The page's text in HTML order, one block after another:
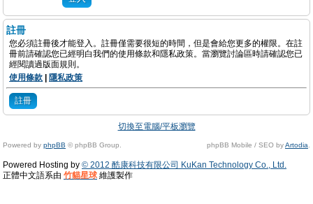
註冊
您必須註冊後才能登入。註冊僅需要很短的時間，但是會給您更多的權限。在註
冊前請確認您已經明白我們的使用條款和隱私政策。當瀏覽討論區時請確認您已
經閱讀過版面規則。
使用條款
隱私政策
註冊
切換至電腦/平板瀏覽
Powered by phpBB © phpBB Group. phpBB Mobile / SEO byArtodia
Powered Hosting by © 2012 酷康科技有限公司 KuKan Technology Co., Ltd.
正體中文語系由 竹貓星球 維護製作